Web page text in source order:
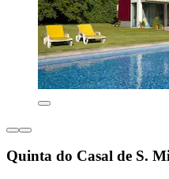
Quinta do Casal de S.